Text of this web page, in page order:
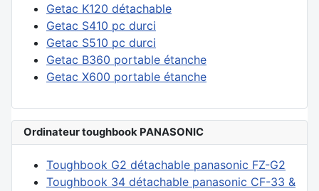
Getac K120 détachable
Getac S410 pc durci
Getac S510 pc durci
Getac B360 portable étanche
Getac X600 portable étanche
Ordinateur toughbook PANASONIC
Toughbook G2 détachable panasonic FZ-G2
Toughbook 34 détachable panasonic CF-33 &